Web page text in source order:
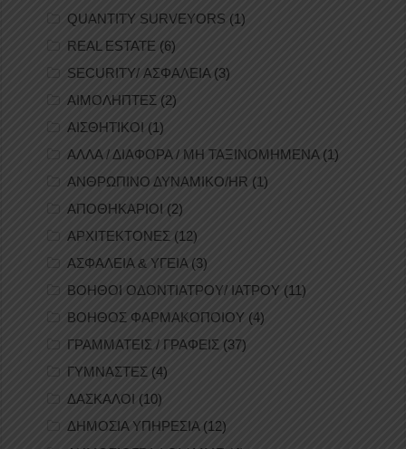
QUANTITY SURVEYORS (1)
REAL ESTATE (6)
SECURITY/ ΑΣΦΑΛΕΙΑ(3)
ΑΙΜΟΛΗΠΤΕΣ (2)
ΑΙΣΘΗΤΙΚΟΙ (1)
ΑΛΛΑ / ΔΙΑΦΟΡΑ / ΜΗ ΤΑΞΙΝΟΜΗΜΕΝΑ(1)
ΑΝΘΡΩΠΙΝΟ ΔΥΝΑΜΙΚΟ/HR (1)
ΑΠΟΘΗΚΑΡΙΟΙ (2)
ΑΡΧΙΤΕΚΤΟΝΕΣ (12)
ΑΣΦΑΛΕΙΑ & ΥΓΕΙΑ (3)
ΒΟΗΘΟΙ ΟΔΟΝΤΙΑΤΡΟΥ/ ΙΑΤΡΟΥ (11)
ΒΟΗΘΟΣ ΦΑΡΜΑΚΟΠΟΙΟΥ (4)
ΓΡΑΜΜΑΤΕΙΣ / ΓΡΑΦΕΙΣ (37)
ΓΥΜΝΑΣΤΕΣ (4)
ΔΑΣΚΑΛΟΙ (10)
ΔΗΜΟΣΙΑ ΥΠΗΡΕΣΙΑ(12)